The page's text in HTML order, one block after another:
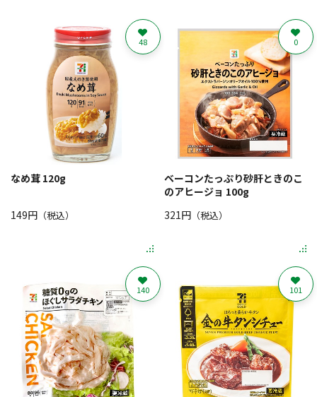
なめ茸 120g
149円 （税込）
48
ベーコンたっぷり砂肝ときのこ
のアヒージョ 100g
321円（税込）
0
140 101